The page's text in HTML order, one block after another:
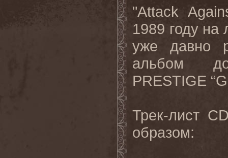
"Attack
1989 году
уже давно
альбом
PRESTIGE “
Трек-лист
образом: